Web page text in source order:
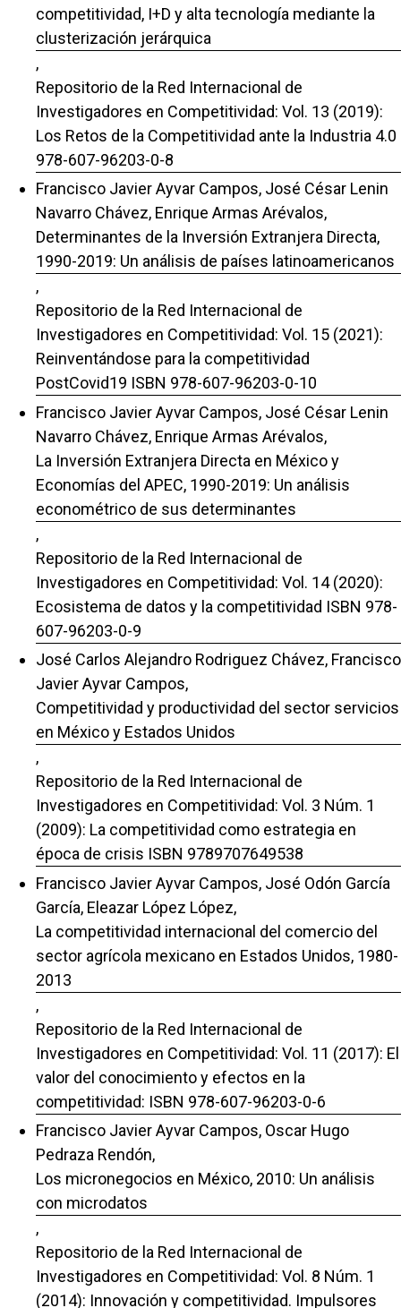
competitividad, I+D y alta tecnología mediante la
clusterización jerárquica
,
Repositorio de la Red Internacional de
Investigadores en Competitividad: Vol. 13 (2019):
Los Retos de la Competitividad ante la Industria 4.0
978-607-96203-0-8
Francisco Javier Ayvar Campos, José César Lenin
Navarro Chávez, Enrique Armas Arévalos,
Determinantes de la Inversión Extranjera Directa,
1990-2019: Un análisis de países latinoamericanos
,
Repositorio de la Red Internacional de
Investigadores en Competitividad: Vol. 15 (2021):
Reinventándose para la competitividad
PostCovid19 ISBN 978-607-96203-0-10
Francisco Javier Ayvar Campos, José César Lenin
Navarro Chávez, Enrique Armas Arévalos,
La Inversión Extranjera Directa en México y
Economías del APEC, 1990-2019: Un análisis
econométrico de sus determinantes
,
Repositorio de la Red Internacional de
Investigadores en Competitividad: Vol. 14 (2020):
Ecosistema de datos y la competitividad ISBN 978-
607-96203-0-9
José Carlos Alejandro Rodriguez Chávez, Francisco
Javier Ayvar Campos,
Competitividad y productividad del sector servicios
en México y Estados Unidos
,
Repositorio de la Red Internacional de
Investigadores en Competitividad: Vol. 3 Núm. 1
(2009): La competitividad como estrategia en
época de crisis ISBN 9789707649538
Francisco Javier Ayvar Campos, José Odón García
García, Eleazar López López,
La competitividad internacional del comercio del
sector agrícola mexicano en Estados Unidos, 1980-
2013
,
Repositorio de la Red Internacional de
Investigadores en Competitividad: Vol. 11 (2017): El
valor del conocimiento y efectos en la
competitividad: ISBN 978-607-96203-0-6
Francisco Javier Ayvar Campos, Oscar Hugo
Pedraza Rendón,
Los micronegocios en México, 2010: Un análisis
con microdatos
,
Repositorio de la Red Internacional de
Investigadores en Competitividad: Vol. 8 Núm. 1
(2014): Innovación y competitividad. Impulsores